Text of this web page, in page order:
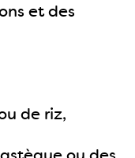
et des
de riz,